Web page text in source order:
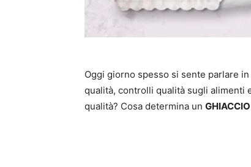
Oggi giorno spesso si sente parlare
qualità, controlli qualità sugli alimenti
qualità? Cosa determina un